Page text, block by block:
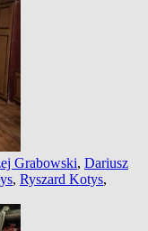
Grabowski, Dariusz
, Ryszard Kotys,